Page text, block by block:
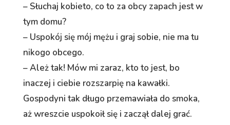
– Słuchaj kobieto, co to za obcy zapach jest w
tym domu?
– Uspokój się mój mężu i graj sobie, nie ma tu
nikogo obcego.
– Ależ tak! Mów mi zaraz, kto to jest, bo
inaczej i ciebie rozszarpię na kawałki.
Gospodyni tak długo przemawiała do smoka,
aż wreszcie uspokoił się i zaczął dalej grać.